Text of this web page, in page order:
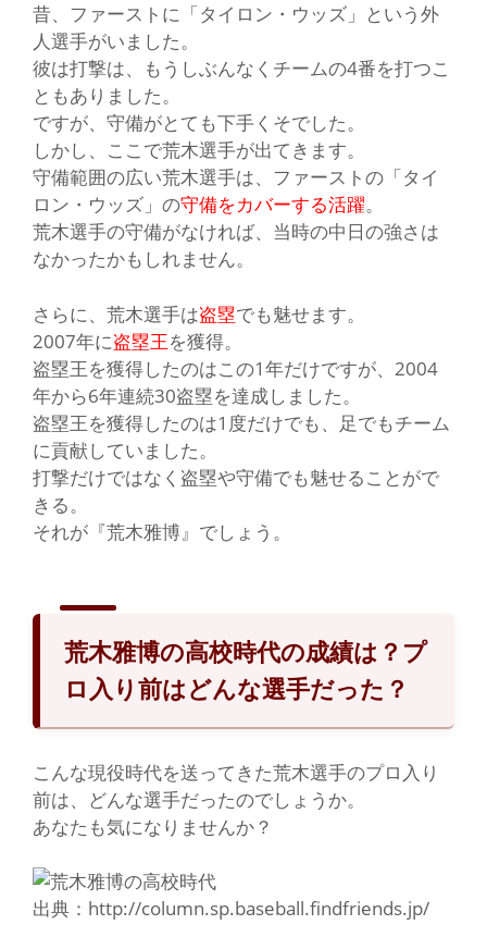
昔、ファーストに 「タイロン・ウッズ」 という外
人選手がいました。
彼は打撃は、もうしぶんなくチームの4番を打つこ
ともありました。
ですが、守備がとても下手くそでした。
しかし、ここで荒木選手が出てきます。
守備範囲の広い荒木選手は、ファーストの 「タイ
ロン・ウッズ」 の守備をカバーする活躍。
荒木選手の守備がなければ、当時の中日の強さは
なかったかもしれません。
さらに、荒木選手は盗塁でも魅せます。
2007年に盗塁王を獲得。
盗塁王を獲得したのはこの1年だけですが、2004
年から6年連続30盗塁を達成しました。
盗塁王を獲得したのは1度だけでも、足でもチーム
に貢献していました。
打撃だけではなく盗塁や守備でも魅せることがで
きる。
それが 『荒木雅博』 でしょう。
荒木雅博の高校時代の成績は？プ
ロ入り前はどんな選手だった？
こ んな現役時代を送ってきた荒木選手のプロ入り
前は、どんな選手だったのでしょうか。
あなたも気になりませんか？
出典：http://column.sp.baseball.findfriends.jp/